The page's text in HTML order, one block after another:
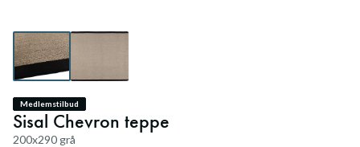
Medlemstilbud
Sisal Chevron teppe
200x290 grå